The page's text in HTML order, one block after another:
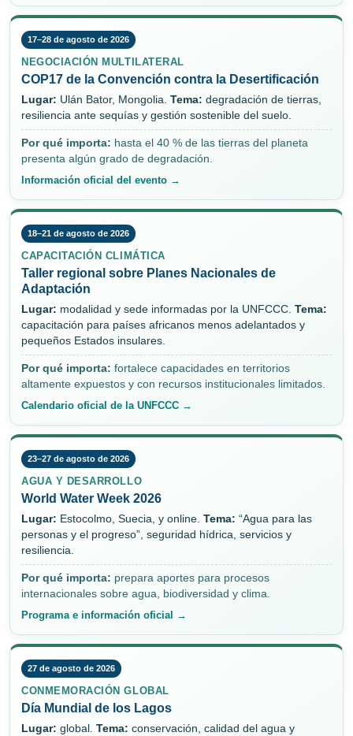
17–28 de agosto de 2026
NEGOCIACIÓN MULTILATERAL
COP17 de la Convención contra la Desertificación
Lugar: Ulán Bator, Mongolia. Tema: degradación de tierras,
resiliencia ante sequías y gestión sostenible del suelo.
Por qué importa: hasta el 40 % de las tierras del planeta
presenta algún grado de degradación.
Información oficial del evento →
18–21 de agosto de 2026
CAPACITACIÓN CLIMÁTICA
Taller regional sobre Planes Nacionales de
Adaptación
Lugar: modalidad y sede informadas por la UNFCCC. Tema:
capacitación para países africanos menos adelantados y
pequeños Estados insulares.
Por qué importa: fortalece capacidades en territorios
altamente expuestos y con recursos institucionales limitados.
Calendario oficial de la UNFCCC →
23–27 de agosto de 2026
AGUA Y DESARROLLO
World Water Week 2026
Lugar: Estocolmo, Suecia, y online. Tema: “Agua para las
personas y el progreso”, seguridad hídrica, servicios y
resiliencia.
Por qué importa: prepara aportes para procesos
internacionales sobre agua, biodiversidad y clima.
Programa e información oficial →
27 de agosto de 2026
CONMEMORACIÓN GLOBAL
Día Mundial de los Lagos
Lugar: global. Tema: conservación, calidad del agua y